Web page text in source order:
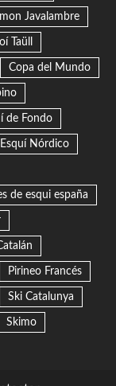
Javalambre
Taüll
Copa del Mundo
de Fondo
Esquí Nórdico
de esqui españa
Pirineo Francés
Ski Catalunya
Skimo